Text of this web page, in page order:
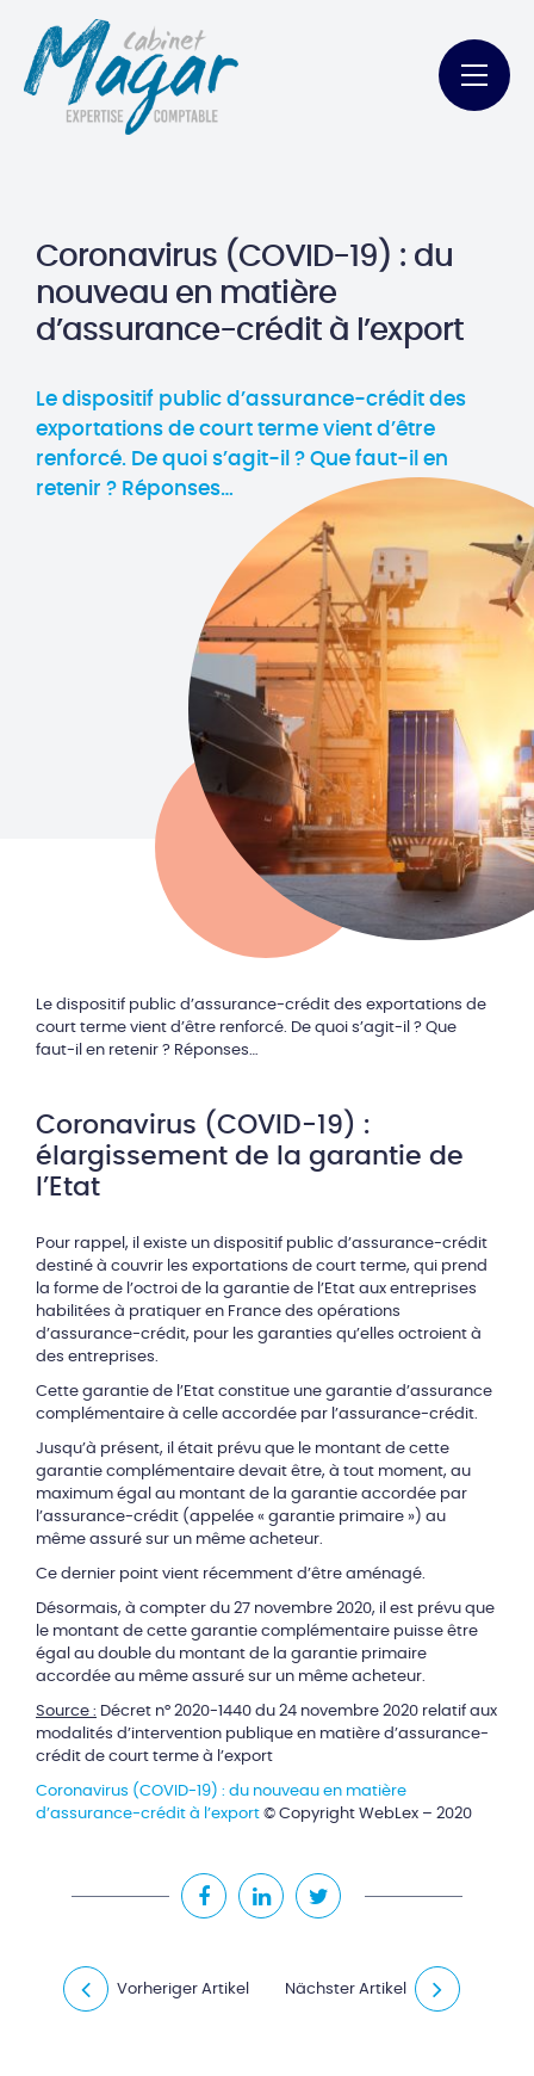
Coronavirus (COVID-19) : du
nouveau en matière
d’assurance-crédit à l’export
Le dispositif public d’assurance-crédit des
exportations de court terme vient d’être
renforcé. De quoi s’agit-il ? Que faut-il en
retenir ? Réponses…
Le dispositif public d’assurance-crédit des exportations de
court terme vient d’être renforcé. De quoi s’agit-il ? Que
faut-il en retenir ? Réponses…
Coronavirus (COVID-19) :
élargissement de la garantie de
l’Etat
Pour rappel, il existe un dispositif public d’assurance-crédit
destiné à couvrir les exportations de court terme, qui prend
la forme de l’octroi de la garantie de l’Etat aux entreprises
habilitées à pratiquer en France des opérations
d’assurance-crédit, pour les garanties qu’elles octroient à
des entreprises.
Cette garantie de l’Etat constitue une garantie d’assurance
complémentaire à celle accordée par l’assurance-crédit.
Jusqu’à présent, il était prévu que le montant de cette
garantie complémentaire devait être, à tout moment, au
maximum égal au montant de la garantie accordée par
l’assurance-crédit (appelée « garantie primaire ») au
même assuré sur un même acheteur.
Ce dernier point vient récemment d’être aménagé.
Désormais, à compter du 27 novembre 2020, il est prévu que
le montant de cette garantie complémentaire puisse être
égal au double du montant de la garantie primaire
accordée au même assuré sur un même acheteur.
Source : Décret n° 2020-1440 du 24 novembre 2020 relatif aux
modalités d’intervention publique en matière d’assurance-
crédit de court terme à l’export
Coronavirus (COVID-19) : du nouveau en matière
d’assurance-crédit à l’export © Copyright WebLex – 2020
Vorheriger Artikel Nächster Artikel